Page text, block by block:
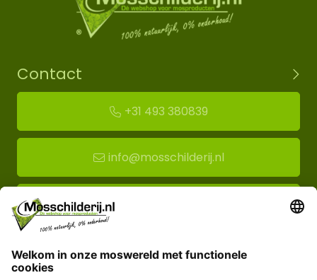
Contact
+31 493 380839
info@mosschilderij.nl
Route naar mos-showroom
Florapark 14